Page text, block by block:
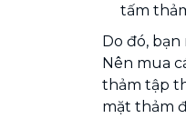
tấm
Do đó,
Nên mua
thảm tập
mặt thảm